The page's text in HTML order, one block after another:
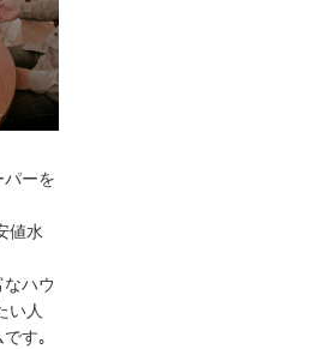
パーを
値水
ハウ
い人
す｡